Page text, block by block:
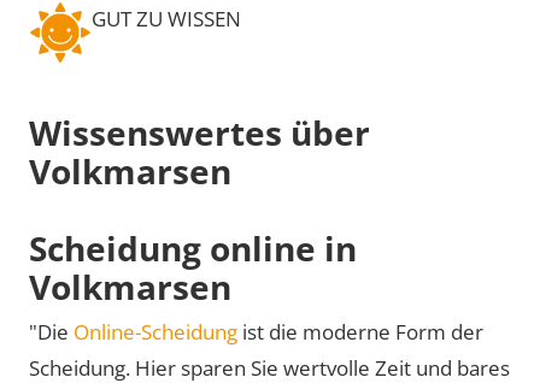
GUT ZU WISSEN
Wissenswertes über
Volkmarsen
Scheidung online in
Volkmarsen
"Die Online-Scheidung ist die moderne Form der
Scheidung. Hier sparen Sie wertvolle Zeit und bares